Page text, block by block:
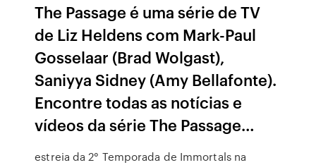
The Passage é uma série de TV
de Liz Heldens com Mark-Paul
Gosselaar (Brad Wolgast),
Saniyya Sidney (Amy Bellafonte).
Encontre todas as notícias e
vídeos da série The Passage…
estreia da 2° Temporada de Immortals na